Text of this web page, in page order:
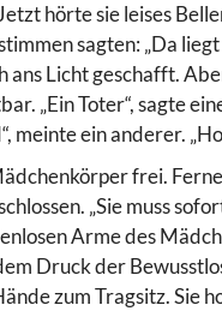
hörte sie leises
sagten: „Da
Licht geschafft.
„Ein Toter“, sagte
meinte ein anderer.
frei.
„Sie muss
Arme des
Druck der
zum Tragsitz. Sie